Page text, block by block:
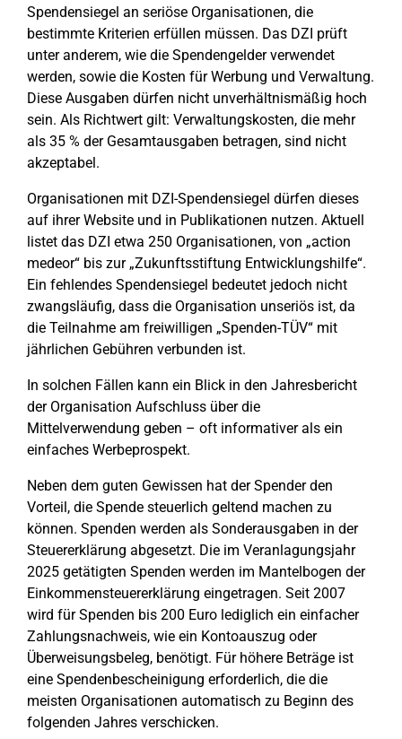
Spendensiegel an seriöse Organisationen, die
bestimmte Kriterien erfüllen müssen. Das DZI prüft
unter anderem, wie die Spendengelder verwendet
werden, sowie die Kosten für Werbung und Verwaltung.
Diese Ausgaben dürfen nicht unverhältnismäßig hoch
sein. Als Richtwert gilt: Verwaltungskosten, die mehr
als 35 % der Gesamtausgaben betragen, sind nicht
akzeptabel.
Organisationen mit DZI-Spendensiegel dürfen dieses
auf ihrer Website und in Publikationen nutzen. Aktuell
listet das DZI etwa 250 Organisationen, von „action
medeor“ bis zur „Zukunftsstiftung Entwicklungshilfe“.
Ein fehlendes Spendensiegel bedeutet jedoch nicht
zwangsläufig, dass die Organisation unseriös ist, da
die Teilnahme am freiwilligen „Spenden-TÜV“ mit
jährlichen Gebühren verbunden ist.
In solchen Fällen kann ein Blick in den Jahresbericht
der Organisation Aufschluss über die
Mittelverwendung geben – oft informativer als ein
einfaches Werbeprospekt.
Neben dem guten Gewissen hat der Spender den
Vorteil, die Spende steuerlich geltend machen zu
können. Spenden werden als Sonderausgaben in der
Steuererklärung abgesetzt. Die im Veranlagungsjahr
2025 getätigten Spenden werden im Mantelbogen der
Einkommensteuererklärung eingetragen. Seit 2007
wird für Spenden bis 200 Euro lediglich ein einfacher
Zahlungsnachweis, wie ein Kontoauszug oder
Überweisungsbeleg, benötigt. Für höhere Beträge ist
eine Spendenbescheinigung erforderlich, die die
meisten Organisationen automatisch zu Beginn des
folgenden Jahres verschicken.